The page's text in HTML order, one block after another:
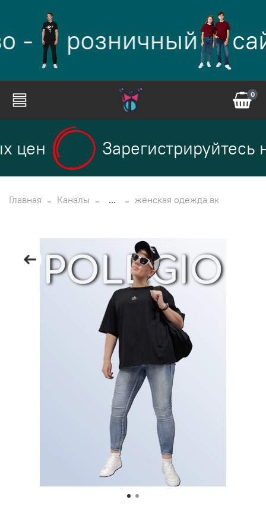
- розничный
0
цен Зарегистрируйтесь
Главная Каналы ... женская одежда вк